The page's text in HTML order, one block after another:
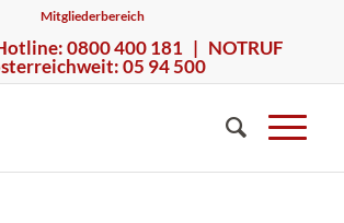
Mitgliederbereich
0800 400 181 | NOTRUF
05 94 500